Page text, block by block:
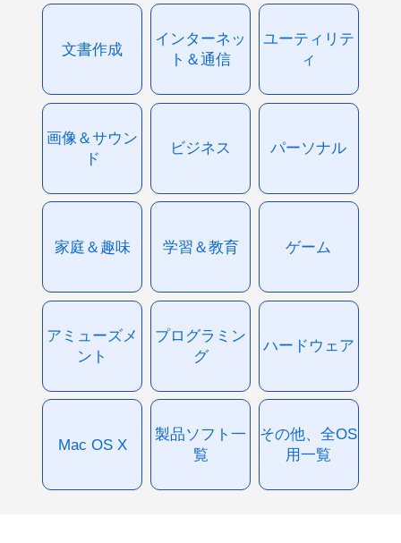
文書作成
インターネッ
ト＆通信
ユーティリテ
ィ
画像＆サウン
ド
ビジネス パーソナル
家庭＆趣味 学習＆教育 ゲーム
アミューズメ
ント
プログラミン
グ
ハードウェア
Mac OS X
製品ソフト一
覧
その他、全OS
用一覧